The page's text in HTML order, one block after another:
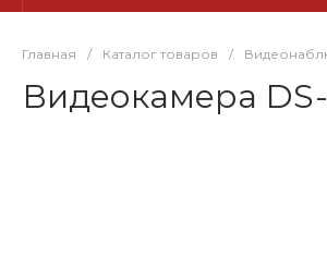
Главная / Каталог товаров /
Видеокамера